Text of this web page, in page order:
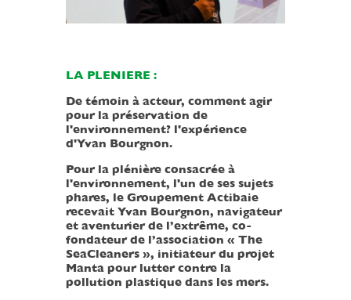
LA PLENIERE :
De témoin à acteur, comment agir
pour la préservation de
l'environnement? l'expérience
d'Yvan Bourgnon.
Pour la plénière consacrée à
l'environnement, l'un de ses sujets
phares, le Groupement Actibaie
recevait Yvan Bourgnon, navigateur
et aventurier de l’extrême, co-
fondateur de l’association « The
SeaCleaners », initiateur du projet
Manta pour lutter contre la
pollution plastique dans les mers.